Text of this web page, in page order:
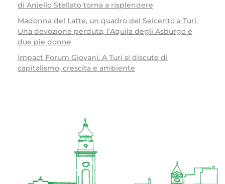
di Aniello Stellato torna a risplendere
Madonna del Latte, un quadro del Seicento a Turi.
Una devozione perduta, l’Aquila degli Asburgo e
due pie donne
Impact Forum Giovani. A Turi si discute di
capitalismo, crescita e ambiente